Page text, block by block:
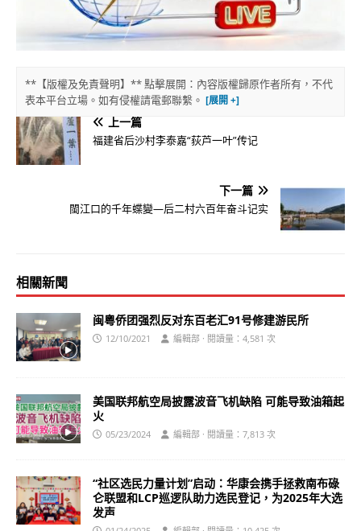
**【版權及免責聲明】** 點擊展開：內容版權歸原作者所有，不代
表本平台立場。如有侵權請電郵聯繫。
上一篇
福建省后沙村李泰嘉“荻芦一叶”传记
下一篇
閩江口的千年蝶變—后二村六百年奋斗记实
相關新聞
闽粵侨团强烈反对东百老汇91号修建游民所
12/10/2021 編輯部 · 閱讀量：4,581 次
美国联邦航空局披露波音飞机缺陷 可能导致油箱起
火
05/23/2024 編輯部 · 閱讀量：7,813 次
“社区选民力量计划”启动：华康会携手拯救南布碌
仑联盟和LCP巡逻队助力选民登记，为2025年大选
发声